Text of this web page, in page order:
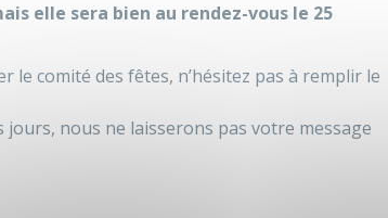
elle sera bien au rendez-vous le 25
comité des fêtes, n’hésitez pas à remplir le
nous ne laisserons pas votre message